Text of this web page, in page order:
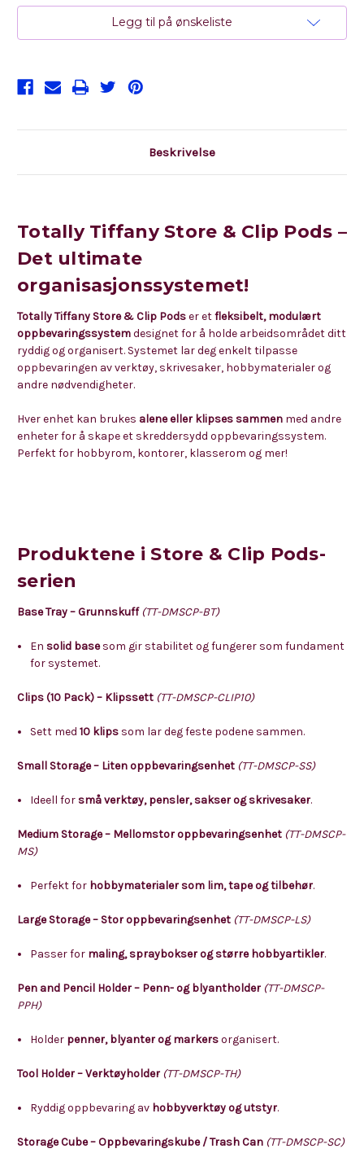
Tool
Holder
Tool
Holder
Legg til på ønskeliste
Beskrivelse
Totally Tiffany Store & Clip Pods –
Det ultimate
organisasjonssystemet!
Totally Tiffany Store & Clip Podser etfleksibelt, modulært
oppbevaringssystemdesignet for å holde arbeidsområdet ditt
ryddig og organisert. Systemet lar deg enkelt tilpasse
oppbevaringen av verktøy, skrivesaker, hobbymaterialer og
andre nødvendigheter.
Hver enhet kan brukes alene eller klipses sammen med andre
enheter for å skape et skreddersydd oppbevaringssystem.
Perfekt for hobbyrom, kontorer, klasserom og mer!
Produktene i Store & Clip Pods-
serien
Base Tray – Grunnskuff (TT-DMSCP-BT)
En solid basesom gir stabilitet og fungerer som fundament
for systemet.
Clips (10 Pack) – Klipssett (TT-DMSCP-CLIP10)
Sett med10 klips som lar deg feste podene sammen.
Small Storage – Liten oppbevaringsenhet (TT-DMSCP-SS)
Ideell for små verktøy, pensler, sakser og skrivesaker.
Medium Storage – Mellomstor oppbevaringsenhet (TT-DMSCP-
MS)
Perfekt for hobbymaterialer som lim, tape og tilbehør.
Large Storage – Stor oppbevaringsenhet (TT-DMSCP-LS)
Passer for maling, spraybokser og større hobbyartikler.
Pen and Pencil Holder – Penn- og blyantholder (TT-DMSCP-
PPH)
Holder penner, blyanter og markersorganisert.
Tool Holder – Verktøyholder (TT-DMSCP-TH)
Ryddig oppbevaring av hobbyverktøy og utstyr.
Storage Cube – Oppbevaringskube / Trash Can (TT-DMSCP-SC)